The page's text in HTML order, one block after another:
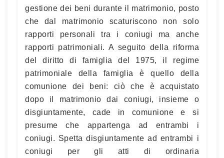
gestione dei beni durante il matrimonio, posto
che dal matrimonio scaturiscono non solo
rapporti personali tra i coniugi ma anche
rapporti patrimoniali. A seguito della riforma
del diritto di famiglia del 1975, il regime
patrimoniale della famiglia è quello della
comunione dei beni: ciò che è acquistato
dopo il matrimonio dai coniugi, insieme o
disgiuntamente, cade in comunione e si
presume che appartenga ad entrambi i
coniugi. Spetta disgiuntamente ad entrambi i
coniugi per gli atti di ordinaria